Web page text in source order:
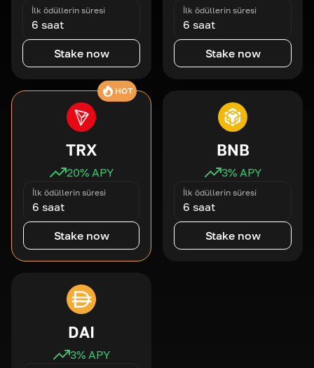
İlk ödüllerin süresi
6 saat
Stake now
İlk ödüllerin süresi
6 saat
Stake now
HOT
TRX
20% APY
İlk ödüllerin süresi
6 saat
Stake now
BNB
3% APY
İlk ödüllerin süresi
6 saat
Stake now
DAI
3% APY